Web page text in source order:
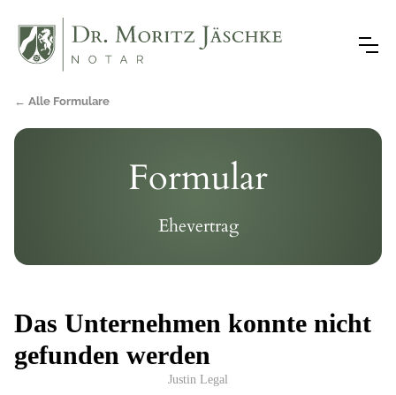
← Alle Formulare
Formular
Ehevertrag